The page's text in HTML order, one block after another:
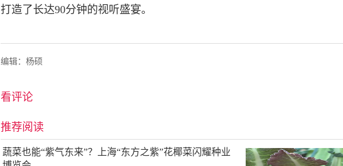
打造了长达90分钟的视听盛宴。
编辑：杨硕
看评论
推荐阅读
蔬菜也能“紫气东来”？上海“东方之紫”花椰菜闪耀种业